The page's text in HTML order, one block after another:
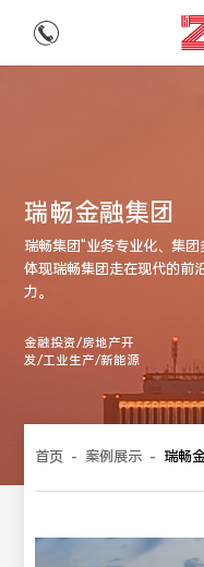
瑞畅金融集团
瑞畅集团"业务专业化、集
体现瑞畅集团走在现代的前
力。
金融投资/房地产开
发/工业生产/新能源
首页 - 案例展示 - 瑞畅